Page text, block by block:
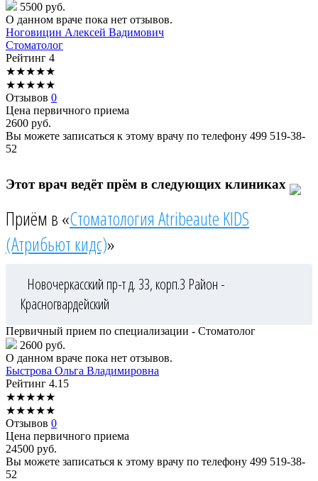
5500 руб.
О данном враче пока нет отзывов.
Ноговицин Алексей Вадимович
Стоматолог
Рейтинг 4
★★★★★
★★★★★
Отзывов 0
Цена первичного приема
2600 руб.
Вы можете записаться к этому врачу по телефону 499 519-38-
52
Этот врач ведёт прём в следующих клиниках
Приём в «Стоматология Atribeaute KIDS
(Атрибьют кидс)»
Новочеркасский пр-т д. 33, корп.3 Район -
Красногвардейский
Первичный прием по специализации - Стоматолог
2600 руб.
О данном враче пока нет отзывов.
Быстрова Ольга Владимировна
Рейтинг 4.15
★★★★★
★★★★★
Отзывов 0
Цена первичного приема
24500 руб.
Вы можете записаться к этому врачу по телефону 499 519-38-
52